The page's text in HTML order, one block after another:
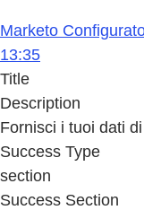
Marketo
13:35
Title
Description
Fornisci i tuoi dati
Success Type
section
Success Section